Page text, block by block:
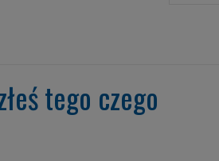
tego czego